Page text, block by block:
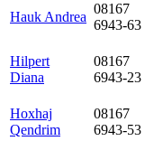
Hauk Andrea
08167
6943-63
Hilpert
Diana
08167
6943-23
Hoxhaj
Qendrim
08167
6943-53